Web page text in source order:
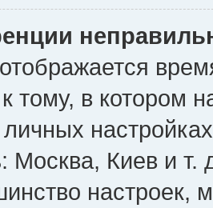
тому, в котором
Москва, Киев и т.
настроек,